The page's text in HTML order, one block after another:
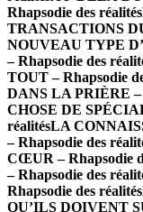
Rhapsodie des réalités
TRANSACTIONS
NOUVEAU TYPE
– Rhapsodie des
TOUT – Rhapsodie
DANS LA PRIÈRE –
CHOSE DE
réalitésLA
– Rhapsodie des
CŒUR – Rhapsodie
– Rhapsodie des
Rhapsodie des réalités
QU’ILS DOIVENT